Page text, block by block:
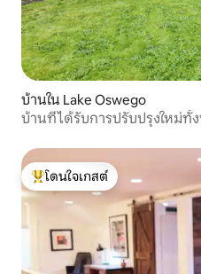
บ้านใน Lake Oswego
บ้านที่ได้รับการปรับปรุงใหม่ทั้ง
โดนใจเกสต์ที่สุด
โดนใจเกสต์